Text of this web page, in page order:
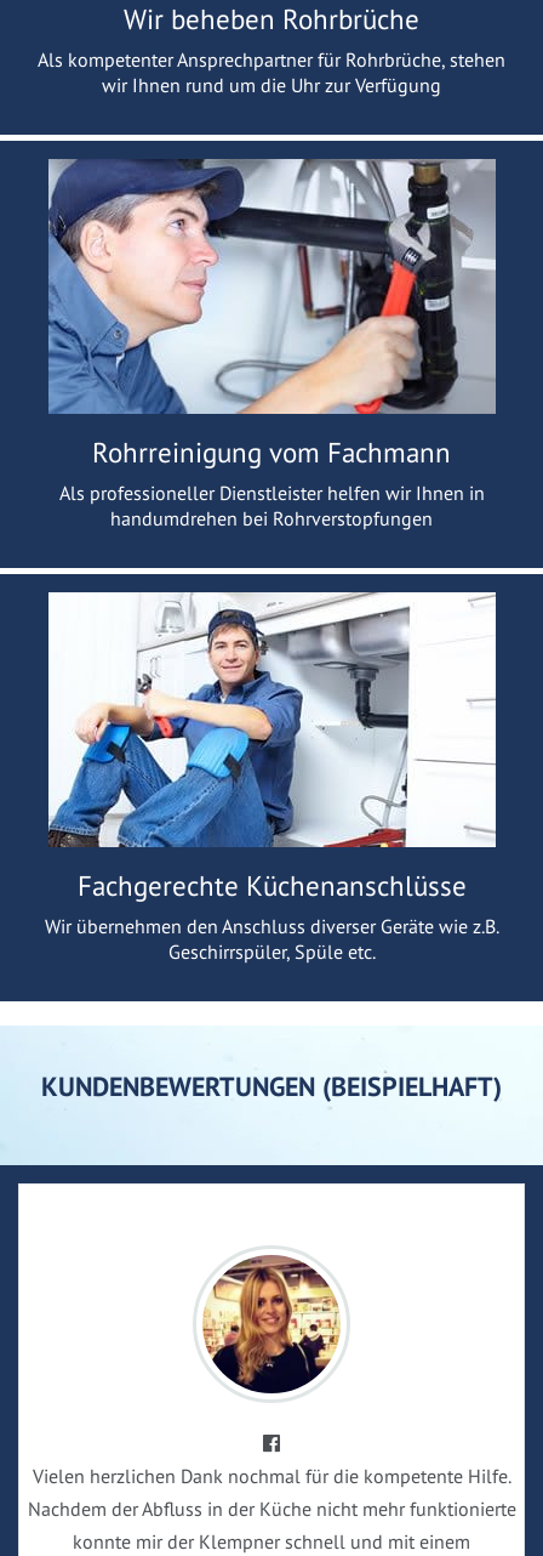
Wir beheben Rohrbrüche
Als kompetenter Ansprechpartner für Rohrbrüche, stehen
wir Ihnen rund um die Uhr zur Verfügung
Rohrreinigung vom Fachmann
Als professioneller Dienstleister helfen wir Ihnen in
handumdrehen bei Rohrverstopfungen
Fachgerechte Küchenanschlüsse
Wir übernehmen den Anschluss diverser Geräte wie z.B.
Geschirrspüler, Spüle etc.
KUNDENBEWERTUNGEN (BEISPIELHAFT)
Vielen herzlichen Dank nochmal für die kompetente Hilfe.
Nachdem der Abfluss in der Küche nicht mehr funktionierte
konnte mir der Klempner schnell und mit einem